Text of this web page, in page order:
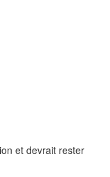
et devrait rester